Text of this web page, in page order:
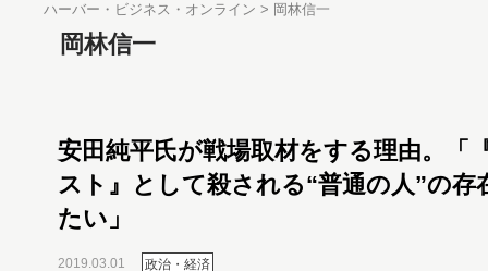
ハーバー・ビジネス・オンライン 岡林信一
岡林信一
安田純平氏が戦場取材をする理由。「
スト』として殺される“普通の人”の存
たい」
2019.03.01 政治・経済